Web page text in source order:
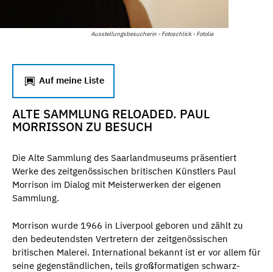
Ausstellungsbesucherin - Fotoschlick - Fotolia
Auf meine Liste
ALTE SAMMLUNG RELOADED. PAUL
MORRISSON ZU BESUCH
Die Alte Sammlung des Saarlandmuseums präsentiert
Werke des zeitgenössischen britischen Künstlers Paul
Morrison im Dialog mit Meisterwerken der eigenen
Sammlung.
Morrison wurde 1966 in Liverpool geboren und zählt zu
den bedeutendsten Vertretern der zeitgenössischen
britischen Malerei. International bekannt ist er vor allem für
seine gegenständlichen, teils großformatigen schwarz-